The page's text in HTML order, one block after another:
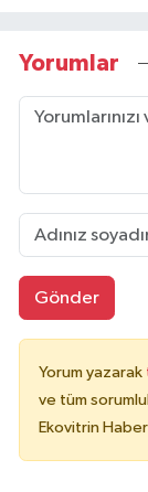
Yorumlar
Gönder
Yorum yazarak
ve tüm
Ekovitrin